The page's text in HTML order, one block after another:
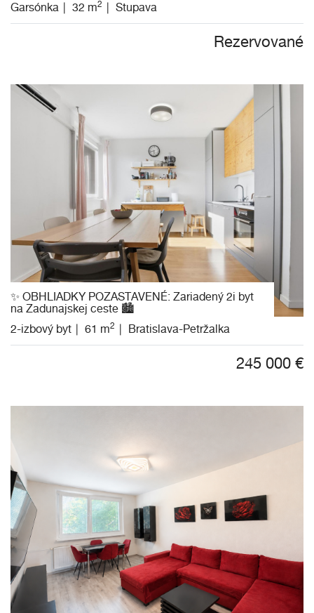
Garsónka 32 m2 Stupava
Rezervované
✨ OBHLIADKY POZASTAVENÉ: Zariadený 2i byt
na Zadunajskej ceste 🏙️
2-izbový byt
61 m2 Bratislava-Petržalka
245 000 €